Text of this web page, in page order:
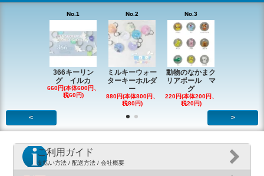
No.1
366キーリン
グ イルカ
660円(本体600円、
税60円)
No.2
ミルキーウォー
ターキーホルダ
ー
880円(本体800円、
税80円)
No.3
動物のなかまク
リアボール マ
グ
220円(本体200円、
税20円)
< >
ご利用ガイド
支払い方法 / 配送方法 / 会社概要